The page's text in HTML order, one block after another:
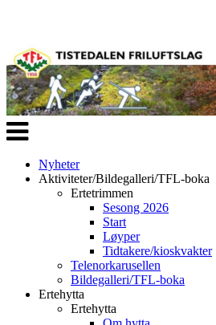
Veksle
navigasjon
Nyheter
Aktiviteter/Bildegalleri/TFL-boka
Ertetrimmen
Sesong 2026
Start
Løyper
Tidtakere/kioskvakter
Telenorkarusellen
Bildegalleri/TFL-boka
Ertehytta
Ertehytta